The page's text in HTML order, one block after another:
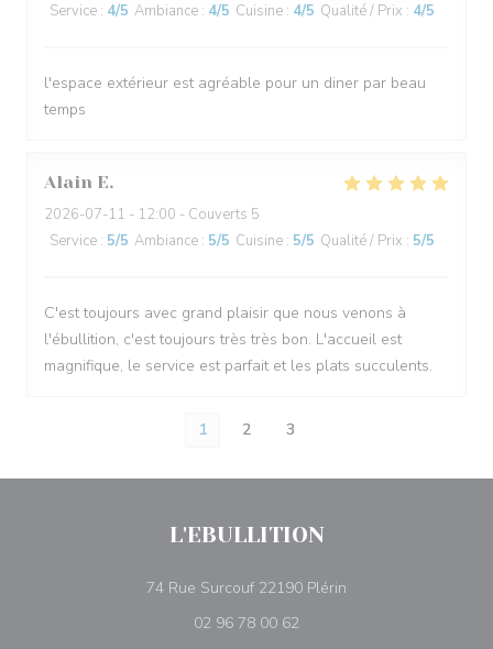
Service : 4/5 Ambiance : 4/5 Cuisine : 4/5 Qualité / Prix : 4/5
l'espace extérieur est agréable pour un diner par beau
temps
Alain E
2026-07-11 - 12:00 - Couverts 5
Service : 5/5 Ambiance : 5/5 Cuisine : 5/5 Qualité / Prix : 5/5
C'est toujours avec grand plaisir que nous venons à
l'ébullition, c'est toujours très très bon. L'accueil est
magnifique, le service est parfait et les plats succulents.
1 2 3
L'EBULLITION
74 Rue Surcouf 22190 Plérin
02 96 78 00 62